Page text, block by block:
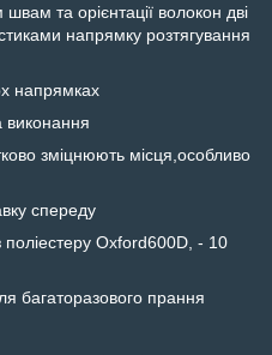
та орієнтації волокон дві
напрямку розтягування
напрямках
виконання
зміцнюють місця,особливо
спереду
Oxford600D, - 10
багаторазового прання